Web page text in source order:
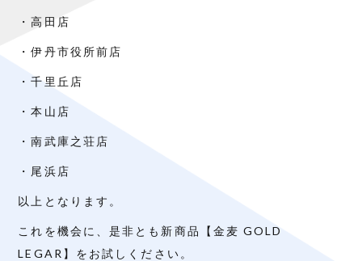
・高田店
・伊丹市役所前店
・千里丘店
・本山店
・南武庫之荘店
・尾浜店
以上となります。
これを機会に、是非とも新商品【金麦 GOLD
LEGAR】をお試しください。